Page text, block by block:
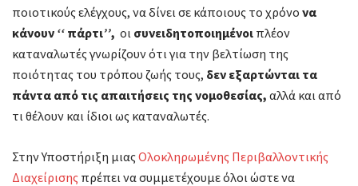
ποιοτικούς ελέγχους, να δίνει σε κάποιους το χρόνο να
κάνουν ‘‘ πάρτι’’, οι συνειδητοποιημένοι πλέον
καταναλωτές γνωρίζουν ότι για την βελτίωση της
ποιότητας του τρόπου ζωής τους, δεν εξαρτώνται τα
πάντα από τις απαιτήσεις της νομοθεσίας, αλλά και από
τι θέλουν και ίδιοι ως καταναλωτές.
Στην Υποστήριξη μιαςΟλοκληρωμένης Περιβαλλοντικής
Διαχείρισης πρέπει να συμμετέχουμε όλοι ώστε να